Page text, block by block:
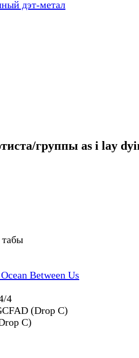
дэт-метал
группы as i lay
табы
Between Us
4
(Drop C)
C)